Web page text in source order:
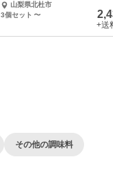
山梨県北杜市
3個セット 〜
+送
その他の調味料